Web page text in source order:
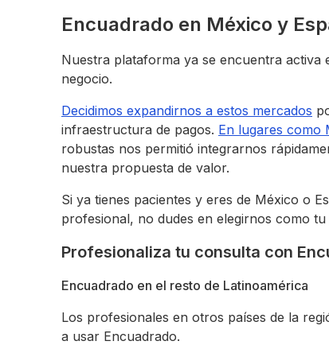
Encuadrado en México y
Nuestra plataforma ya se encuentra activa
negocio.
Decidimos expandirnos a estos mercados
infraestructura de pagos. En lugares como
robustas nos permitió integrarnos
nuestra propuesta de valor.
Si ya tienes pacientes y eres de México o
profesional, no dudes en elegirnos como
Profesionaliza tu consulta con
Encuadrado en el resto de Latinoamérica
Los profesionales en otros países de la
a usar Encuadrado.